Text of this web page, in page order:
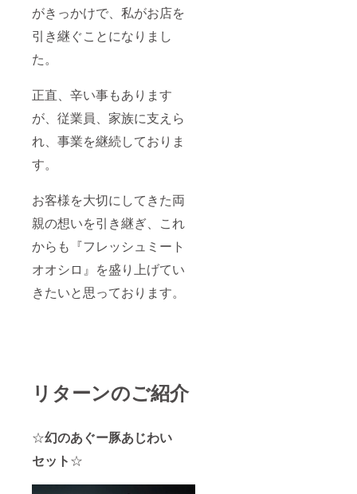
がきっかけで、私がお店を
引き継ぐことになりまし
た。
正直、辛い事もあります
が、従業員、家族に支えら
れ、事業を継続しておりま
す。
お客様を大切にしてきた両
親の想いを引き継ぎ、これ
からも『フレッシュミート
オオシロ』を盛り上げてい
きたいと思っております。
リターンのご紹介
☆幻のあぐー豚あじわい
セット☆